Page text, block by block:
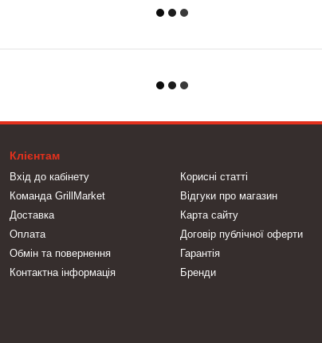
Клієнтам
Вхід до кабінету
Команда GrillMarket
Доставка
Оплата
Обмін та повернення
Контактна інформація
Корисні статті
Відгуки про магазин
Карта сайту
Договір публічної оферти
Гарантія
Бренди